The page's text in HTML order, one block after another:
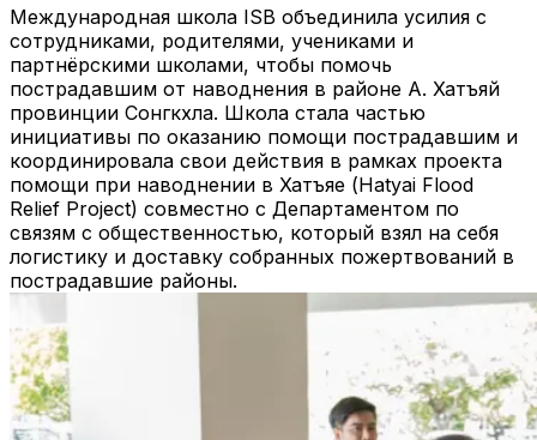
Международная школа ISB объединила усилия с
сотрудниками, родителями, учениками и
партнёрскими школами, чтобы помочь
пострадавшим от наводнения в районе А. Хатъяй
провинции Сонгкхла. Школа стала частью
инициативы по оказанию помощи пострадавшим и
координировала свои действия в рамках проекта
помощи при наводнении в Хатъяе (Hatyai Flood
Relief Project) совместно с Департаментом по
связям с общественностью, который взял на себя
логистику и доставку собранных пожертвований в
пострадавшие районы.